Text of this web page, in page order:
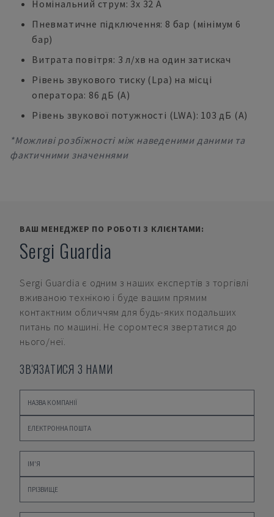
Номінальний струм: 3x 32 A
Пневматичне підключення: 8 бар (мінімум 6
бар)
Витрата повітря: 3 л/хв на один затискач
Рівень звукового тиску (Lpa) на місці
оператора: 86 дБ (А)
Рівень звукової потужності (LWA): 103 дБ (А)
*Можливі розбіжності між наведеними даними та
фактичними значеннями
ВАШ МЕНЕДЖЕР ПО РОБОТІ З КЛІЄНТАМИ:
Sergi Guardia
Sergi Guardia є одним з наших експертів з торгівлі
вживаною технікою і буде вашим прямим
контактним обличчям для будь-яких подальших
питань по машині. Не соромтеся звертатися до
нього/неї.
ЗВ'ЯЗАТИСЯ З НАМИ